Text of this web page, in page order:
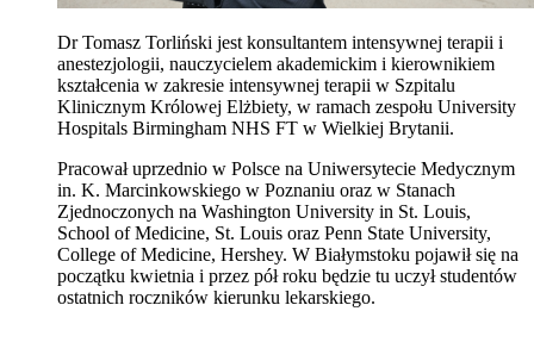
Dr Tomasz Torliński jest konsultantem intensywnej terapii i
anestezjologii, nauczycielem akademickim i kierownikiem
kształcenia w zakresie intensywnej terapii w Szpitalu
Klinicznym Królowej Elżbiety, w ramach zespołu University
Hospitals Birmingham NHS FT w Wielkiej Brytanii.
Pracował uprzednio w Polsce na Uniwersytecie Medycznym
in. K. Marcinkowskiego w Poznaniu oraz w Stanach
Zjednoczonych na Washington University in St. Louis,
School of Medicine, St. Louis oraz Penn State University,
College of Medicine, Hershey. W Białymstoku pojawił się na
początku kwietnia i przez pół roku będzie tu uczył studentów
ostatnich roczników kierunku lekarskiego.